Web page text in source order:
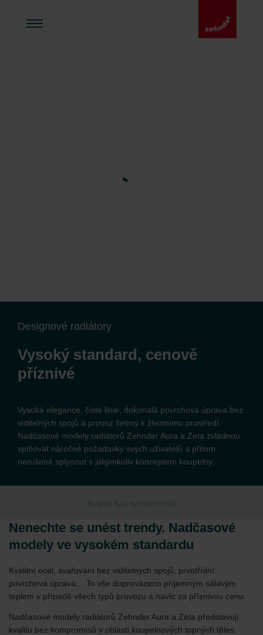
Designové radiátory
Vysoký standard, cenově
příznivé
Vysoká elegance, čisté linie, dokonalá povrchová úprava bez
viditelných spojů a provoz šetrný k životnímu prostředí.
Nadčasové modely radiátorů Zehnder Aura a Zeta zvládnou
splňovat náročné požadavky svých uživatelů a přitom
nerušeně splynout s jakýmkoliv konceptem koupelny.
Kvalita bez kompromisů
Nenechte se unést trendy. Nadčasové
modely ve vysokém standardu
Kvalitní ocel, svařování bez viditelných spojů, prvotřídní
povrchová úprava… To vše doprovázeno příjemným sálavým
teplem v případě všech typů provozu a navíc za příznivou cenu.
Nadčasové modely radiátorů Zehnder Aura a Zeta představují
kvalitu bez kompromisů v oblasti koupelnových topných těles.